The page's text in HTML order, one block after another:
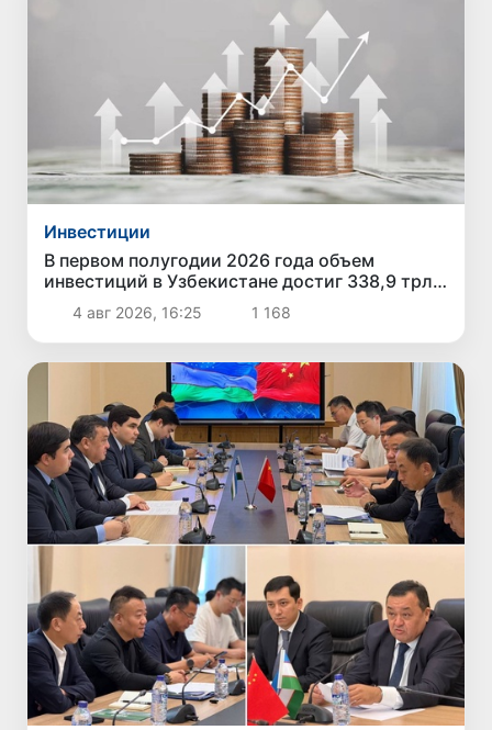
Инвестиции
В первом полугодии 2026 года объем
инвестиций в Узбекистане достиг 338,9 трлн
сумов4 авг 2026, 16:25 1 168